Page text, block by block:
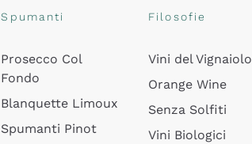
Spumanti
Prosecco Col
Fondo
Blanquette Limoux
Spumanti Pinot
Filosofie
Vini del Vignaiolo
Orange Wine
Senza Solfiti
Vini Biologici